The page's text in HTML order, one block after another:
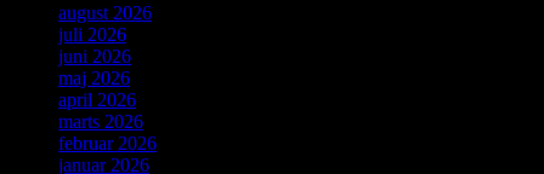
august 2026
juli 2026
juni 2026
maj 2026
april 2026
marts 2026
februar 2026
januar 2026